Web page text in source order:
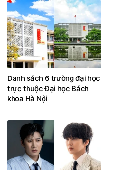
Danh sách 6 trường đại học
trực thuộc Đại học Bách
khoa Hà Nội